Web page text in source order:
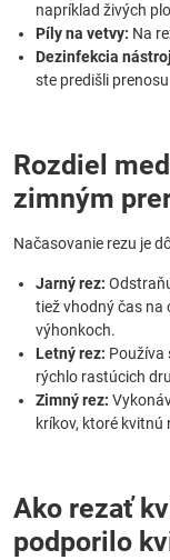
napríklad živých
Píly na vetvy: Na
Dezinfekcia
ste predišli
Rozdiel
zimným
Načasovanie rezu je
Jarný rez:
tiež vhodný čas na
výhonkoch.
Letný rez: Používa
rýchlo rastúcich
Zimný rez:
kríkov, ktoré
Ako rezať
podporilo